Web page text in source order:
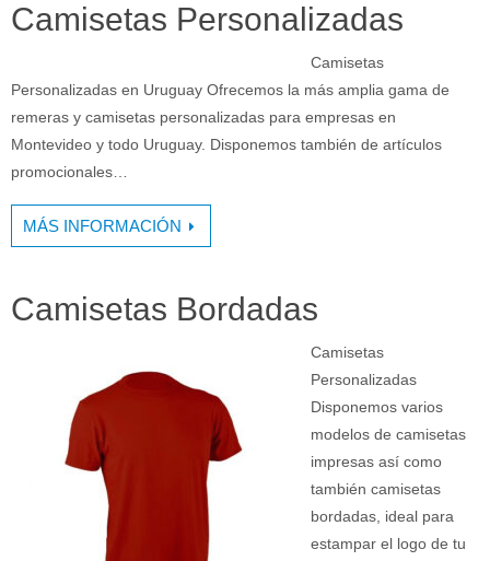
Camisetas Personalizadas
Camisetas
Personalizadas en Uruguay Ofrecemos la más amplia gama de
remeras y camisetas personalizadas para empresas en
Montevideo y todo Uruguay. Disponemos también de artículos
promocionales…
MÁS INFORMACIÓN
Camisetas Bordadas
Camisetas
Personalizadas
Disponemos varios
modelos de camisetas
impresas así como
también camisetas
bordadas, ideal para
estampar el logo de tu